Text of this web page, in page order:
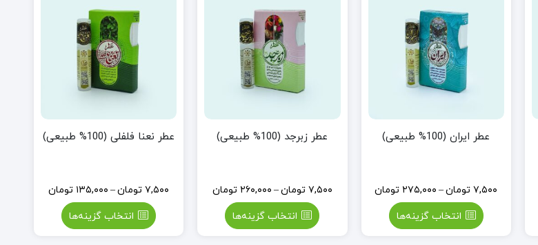
عطر ایران (100% طبیعی)
۷,۵۰۰ تومان– ۲۷۵,۰۰۰ تومان
انتخاب گزینه‌ها
عطر زبرجد (100% طبیعی)
۷,۵۰۰ تومان– ۲۶۰,۰۰۰ تومان
انتخاب گزینه‌ها
عطر نعنا فلفلی (100% طبیعی)
۷,۵۰۰ تومان– ۱۳۵,۰۰۰ تومان
انتخاب گزینه‌ها